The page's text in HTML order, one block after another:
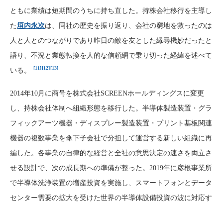
ともに業績は短期間のうちに持ち直した。持株会社移行を主導し
た垣内永次は、同社の歴史を振り返り、会社の窮地を救ったのは
人と人とのつながりであり昨日の敵を友とした縁尋機妙だったと
語り、不況と業態転換を人的な信頼網で乗り切った経緯を述べて
いる。
[11][12][13]
2014年10月に商号を株式会社SCREENホールディングスに変更
し、持株会社体制へ組織形態を移行した。半導体製造装置・グラ
フィックアーツ機器・ディスプレー製造装置・プリント基板関連
機器の複数事業を傘下子会社で分担して運営する新しい組織に再
編した。各事業の自律的な経営と全社の意思決定の速さを両立さ
せる設計で、次の成長期への準備が整った。2019年に彦根事業所
で半導体洗浄装置の増産投資を実施し、スマートフォンとデータ
センター需要の拡大を受けた世界の半導体設備投資の波に対応す